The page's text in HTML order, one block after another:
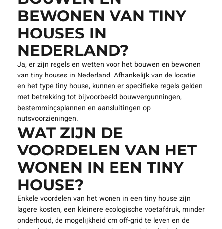
BEWONEN VAN TINY
HOUSES IN
NEDERLAND?
Ja, er zijn regels en wetten voor het bouwen en bewonen
van tiny houses in Nederland. Afhankelijk van de locatie
en het type tiny house, kunnen er specifieke regels gelden
met betrekking tot bijvoorbeeld bouwvergunningen,
bestemmingsplannen en aansluitingen op
nutsvoorzieningen.
WAT ZIJN DE
VOORDELEN VAN HET
WONEN IN EEN TINY
HOUSE?
Enkele voordelen van het wonen in een tiny house zijn
lagere kosten, een kleinere ecologische voetafdruk, minder
onderhoud, de mogelijkheid om off-grid te leven en de